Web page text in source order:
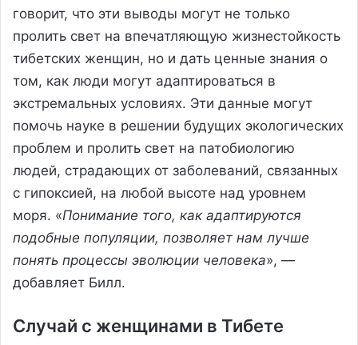
говорит, что эти выводы могут не только
пролить свет на впечатляющую жизнестойкость
тибетских женщин, но и дать ценные знания о
том, как люди могут адаптироваться в
экстремальных условиях. Эти данные могут
помочь науке в решении будущих экологических
проблем и пролить свет на патобиологию
людей, страдающих от заболеваний, связанных
с гипоксией, на любой высоте над уровнем
моря. «Понимание того, как адаптируются
подобные популяции, позволяет нам лучше
понять процессы эволюции человека», —
добавляет Билл.
Случай с женщинами в Тибете